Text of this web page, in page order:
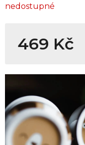
nedostupné
469 Kč